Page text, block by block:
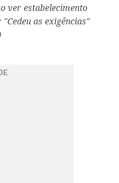
ver estabelecimento
as exigências"